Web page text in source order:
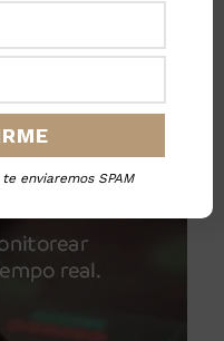
enviaremos SPAM